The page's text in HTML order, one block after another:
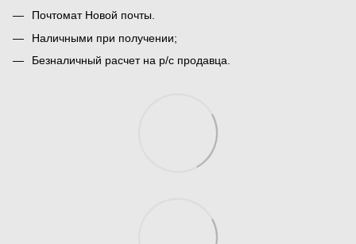
Почтомат Новой почты.
Наличными при получении;
Безналичный расчет на р/с продавца.